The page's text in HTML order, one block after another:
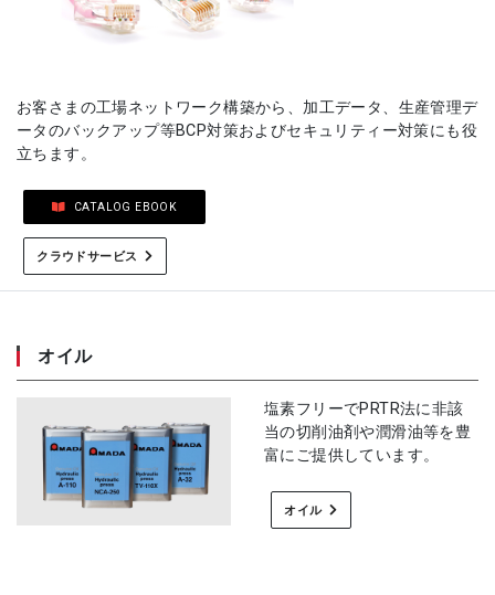
お客さまの工場ネットワーク構築から、加工データ、生産管理デ
ータのバックアップ等BCP対策およびセキュリティー対策にも役
立ちます。
CATALOG EBOOK
クラウドサービス
オイル
塩素フリーでPRTR法に非該
当の切削油剤や潤滑油等を豊
富にご提供しています。
オイル